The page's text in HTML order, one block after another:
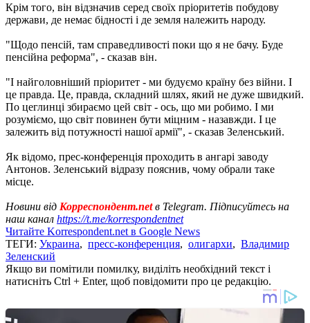
Крім того, він відзначив серед своїх пріоритетів побудову
держави, де немає бідності і де земля належить народу.
"Щодо пенсій, там справедливості поки що я не бачу. Буде
пенсійна реформа", - сказав він.
"І найголовніший пріоритет - ми будуємо країну без війни. І
це правда. Це, правда, складний шлях, який не дуже швидкий.
По цеглинці збираємо цей світ - ось, що ми робимо. І ми
розуміємо, що світ повинен бути міцним - назавжди. І це
залежить від потужності нашої армії", - сказав Зеленський.
Як відомо, прес-конференція проходить в ангарі заводу
Антонов. Зеленський відразу пояснив, чому обрали таке
місце.
Новини від Корреспондент.netв Telegram. Підписуйтесь на
наш канал https://t.me/korrespondentnet
Читайте Korrespondent.net в Google News
ТЕГИ: Украина, пресс-конференция, олигархи, Владимир
Зеленский
Якщо ви помітили помилку, виділіть необхідний текст і
натисніть Ctrl + Enter, щоб повідомити про це редакцію.